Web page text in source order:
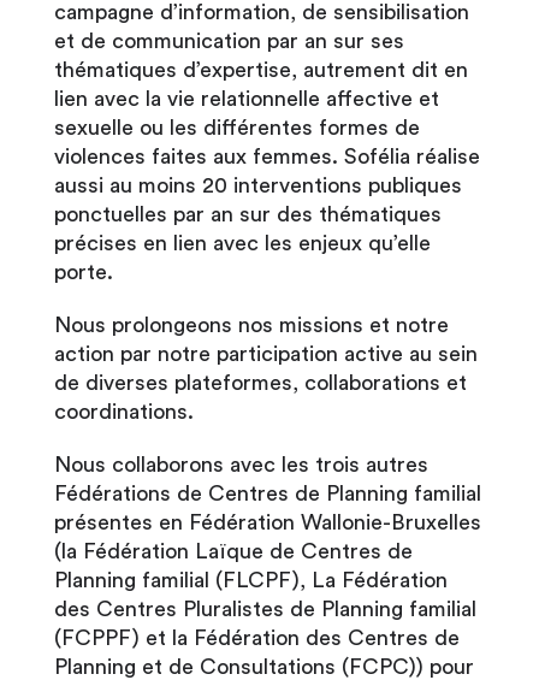
campagne d’information, de sensibilisation
et de communication par an sur ses
thématiques d’expertise, autrement dit en
lien avec la vie relationnelle affective et
sexuelle ou les différentes formes de
violences faites aux femmes. Sofélia réalise
aussi au moins 20 interventions publiques
ponctuelles par an sur des thématiques
précises en lien avec les enjeux qu’elle
porte.
Nous prolongeons nos missions et notre
action par notre participation active au sein
de diverses plateformes, collaborations et
coordinations.
Nous collaborons avec les trois autres
Fédérations de Centres de Planning familial
présentes en Fédération Wallonie-Bruxelles
(la Fédération Laïque de Centres de
Planning familial (FLCPF), La Fédération
des Centres Pluralistes de Planning familial
(FCPPF) et la Fédération des Centres de
Planning et de Consultations (FCPC)) pour